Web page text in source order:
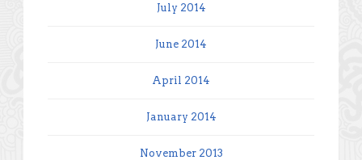
July 2014
June 2014
April 2014
January 2014
November 2013